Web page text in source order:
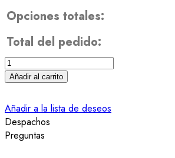
Opciones totales:
Total del pedido:
Añadir al carrito
Añadir a la lista de deseos
Despachos
Preguntas